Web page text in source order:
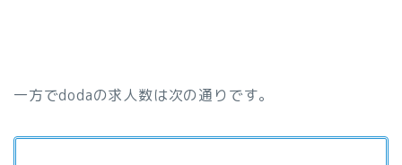
一方でdodaの求人数は次の通りです。